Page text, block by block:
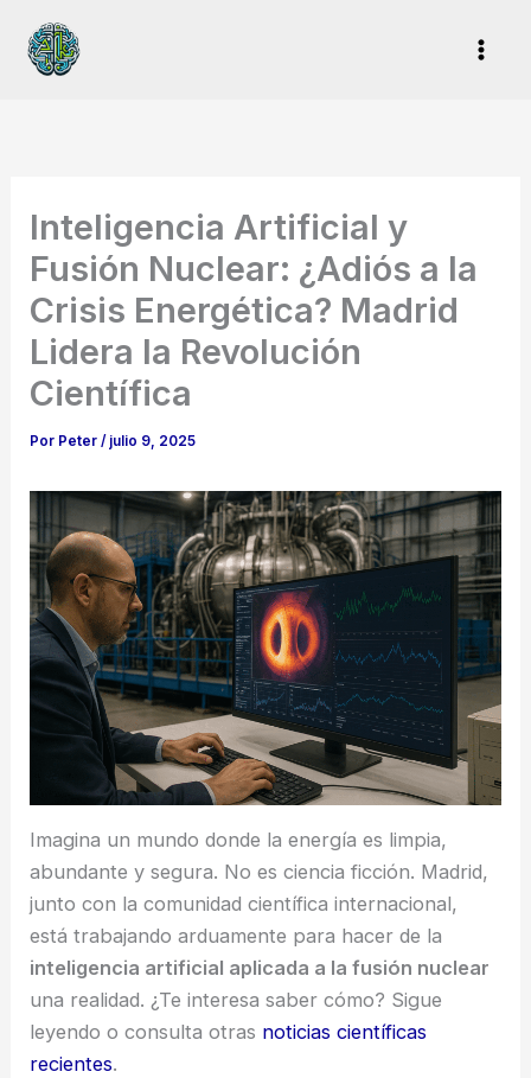
contenido
Inteligencia Artificial y
Fusión Nuclear: ¿Adiós a la
Crisis Energética? Madrid
Lidera la Revolución
Científica
Por Peter/ julio 9, 2025
Imagina un mundo donde la energía es limpia,
abundante y segura. No es ciencia ficción. Madrid,
junto con la comunidad científica internacional,
está trabajando arduamente para hacer de la
inteligencia artificial aplicada a la fusión nuclear
una realidad. ¿Te interesa saber cómo? Sigue
leyendo o consulta otras noticias científicas
recientes.